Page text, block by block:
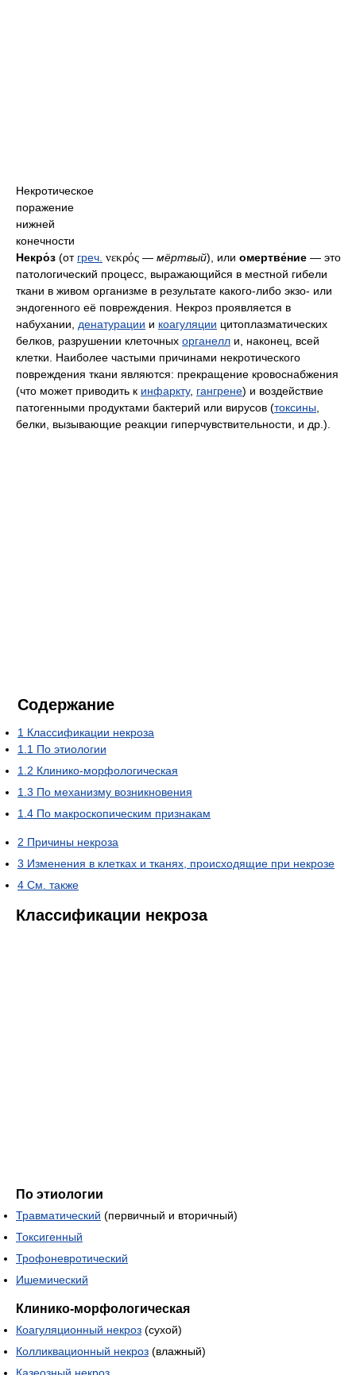
Некротическое
поражение
нижней
конечности
Некро́з (от греч. νεκρός — мёртвый), или омертве́ние — это
патологический процесс, выражающийся в местной гибели
ткани в живом организме в результате какого-либо экзо- или
эндогенного её повреждения. Некроз проявляется в
набухании, денатурации и коагуляции цитоплазматических
белков, разрушении клеточных органелл и, наконец, всей
клетки. Наиболее частыми причинами некротического
повреждения ткани являются: прекращение кровоснабжения
(что может приводить к инфаркту, гангрене) и воздействие
патогенными продуктами бактерий или вирусов (токсины
белки, вызывающие реакции гиперчувствительности, и др.).
Содержание
1 Классификации некроза
1.1 По этиологии
1.2 Клинико-морфологическая
1.3 По механизму возникновения
1.4 По макроскопическим признакам
2 Причины некроза
3 Изменения в клетках и тканях, происходящие при некрозе
4 См. также
Классификации некроза
По этиологии
Травматический (первичный и вторичный)
Токсигенный
Трофоневротический
Ишемический
Клинико-морфологическая
Коагуляционный некроз (сухой)
Колликвационный некроз (влажный)